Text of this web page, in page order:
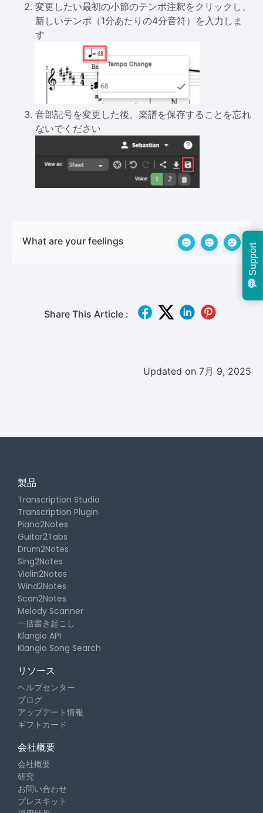
変更したい最初の小節のテンポ注釈をクリックし、
新しいテンポ（1分あたりの4分音符）を入力しま
す
音部記号を変更した後、楽譜を保存することを忘れ
ないでください
What are your feelings
Share This Article :
Updated on 7月 9, 2025
製品
Transcription Studio
Transcription Plugin
Piano2Notes
Guitar2Tabs
Drum2Notes
Sing2Notes
Violin2Notes
Wind2Notes
Scan2Notes
Melody Scanner
一括書き起こし
Klangio API
Klangio Song Search
リソース
ヘルプセンター
ブログ
アップデート情報
ギフトカード
会社概要
会社概要
研究
お問い合わせ
プレスキット
Support